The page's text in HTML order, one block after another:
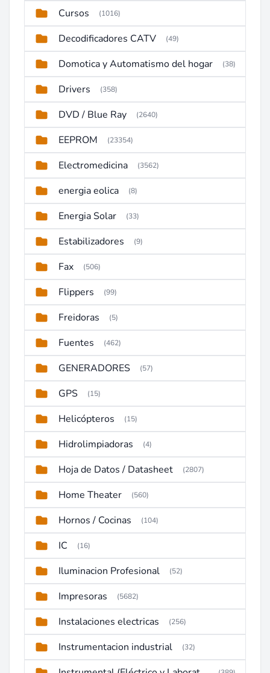
Cursos (1016)
Decodificadores CATV (49)
Domotica y Automatismo del hogar (38)
Drivers (358)
DVD / Blue Ray (2640)
EEPROM (23354)
Electromedicina (3562)
energia eolica (8)
Energia Solar (33)
Estabilizadores (9)
Fax (506)
Flippers (99)
Freidoras (5)
Fuentes (462)
GENERADORES (57)
GPS (15)
Helicópteros (15)
Hidrolimpiadoras (4)
Hoja de Datos / Datasheet (2807)
Home Theater (560)
Hornos / Cocinas (104)
IC (16)
Iluminacion Profesional (52)
Impresoras (5682)
Instalaciones electricas (256)
Instrumentacion industrial (32)